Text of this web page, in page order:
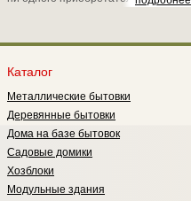
уникальную возможность положить
обеспечить круглогодичное
Каталог
Металлические бытовки
Деревянные бытовки
Дома на базе бытовок
Садовые домики
Хозблоки
Модульные здания